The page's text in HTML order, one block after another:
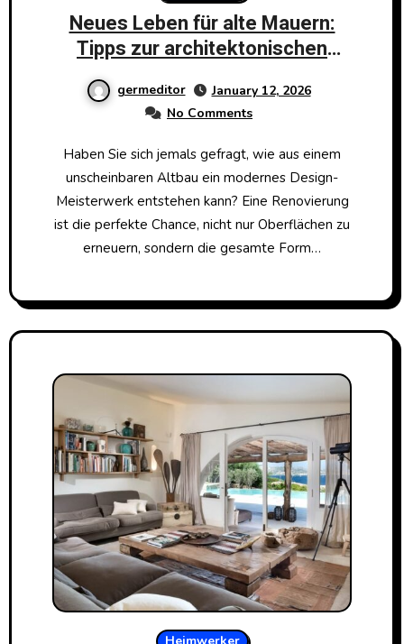
Neues Leben für alte Mauern:
Tipps zur architektonischen
germeditor
January 12, 2026
No Comments
Haben Sie sich jemals gefragt, wie aus einem
unscheinbaren Altbau ein modernes Design-
Meisterwerk entstehen kann? Eine Renovierung
ist die perfekte Chance, nicht nur Oberflächen zu
erneuern, sondern die gesamte Form…